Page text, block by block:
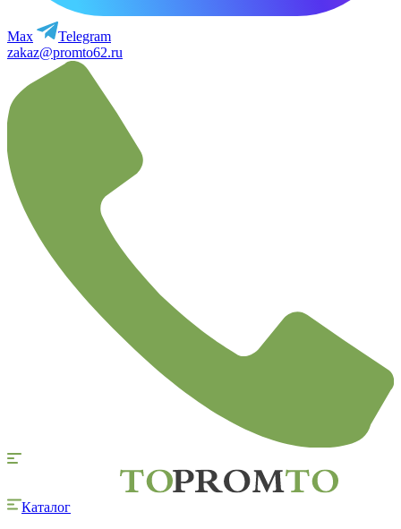
Max
Telegram
zakaz@promto62.ru
Каталог